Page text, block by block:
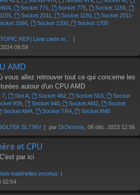
604, Socket 771 Socket 775, Socket 1156
, Socket 2011 Socket 1150,
Socket 2011-
2066, Socket 1200,
Socket 1700
REF] Liste carte m…
2024 08:59
AMD
vous allez retrouver tout ce qui concerne les
autour d'un CPU AMD
7, Slot A, Socket 462, Socket 563
Socket
939, Socket 940, Socket AM2
Socket
Socket AM4, Socket TR4,
Socket AM5
SL77KV par DrDestroy , 08 déc. 2023 12:56
et CPU
par ici
matérielles inconus
02:54